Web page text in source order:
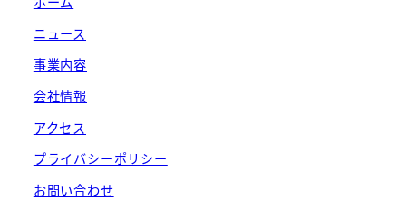
ニュース
事業内容
会社情報
アクセス
プライバシーポリシー
お問い合わせ